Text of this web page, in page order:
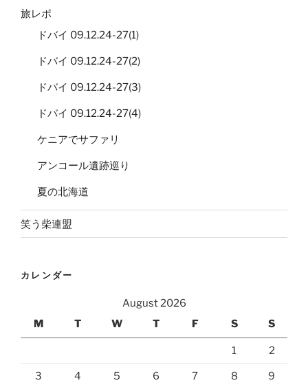
旅レポ
ドバイ 09.12.24-27(1)
ドバイ 09.12.24-27(2)
ドバイ 09.12.24-27(3)
ドバイ 09.12.24-27(4)
ケニアでサファリ
アンコール遺跡巡り
夏の北海道
笑う柴連盟
カレンダー
August 2026
M
T W T F S S
1 2
3 4 5 6 7 8 9